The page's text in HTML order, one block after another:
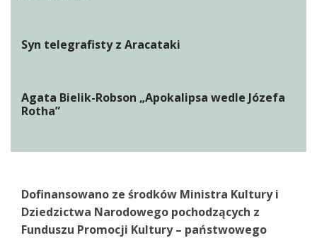
Syn telegrafisty z Aracataki
Agata Bielik-Robson „Apokalipsa wedle Józefa
Rotha”
Dofinansowano ze środków Ministra Kultury i
Dziedzictwa Narodowego pochodzących z
Funduszu Promocji Kultury – państwowego